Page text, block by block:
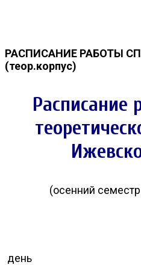
РАСПИСАНИЕ РАБОТЫ
(теор.корпус)
Расписание
(осенний
день